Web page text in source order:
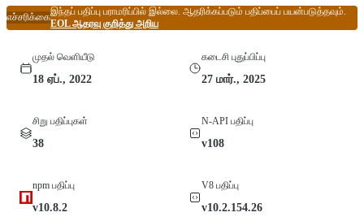
எச்சரிக்கை
இந்தப் பதிப்பு பராமரிப்பில் இல்லை. ஆதரிக்கப்படும் பதிப்பைப் பயன்படுத்தவும்.
EOL ஆதரவு குறித்து அறிய
முதல் வெளியீடு
18 ஏப்., 2022
கடைசி புதுப்பிப்பு
27 மார்., 2025
சிறு பதிப்புகள்
38
N-API பதிப்பு
v108
npm பதிப்பு
v10.8.2
V8 பதிப்பு
v10.2.154.26